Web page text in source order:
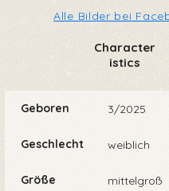
Alle Bilder bei
Character
istics
Geboren 3/2025
Geschlecht weiblich
Größe mittelgroß